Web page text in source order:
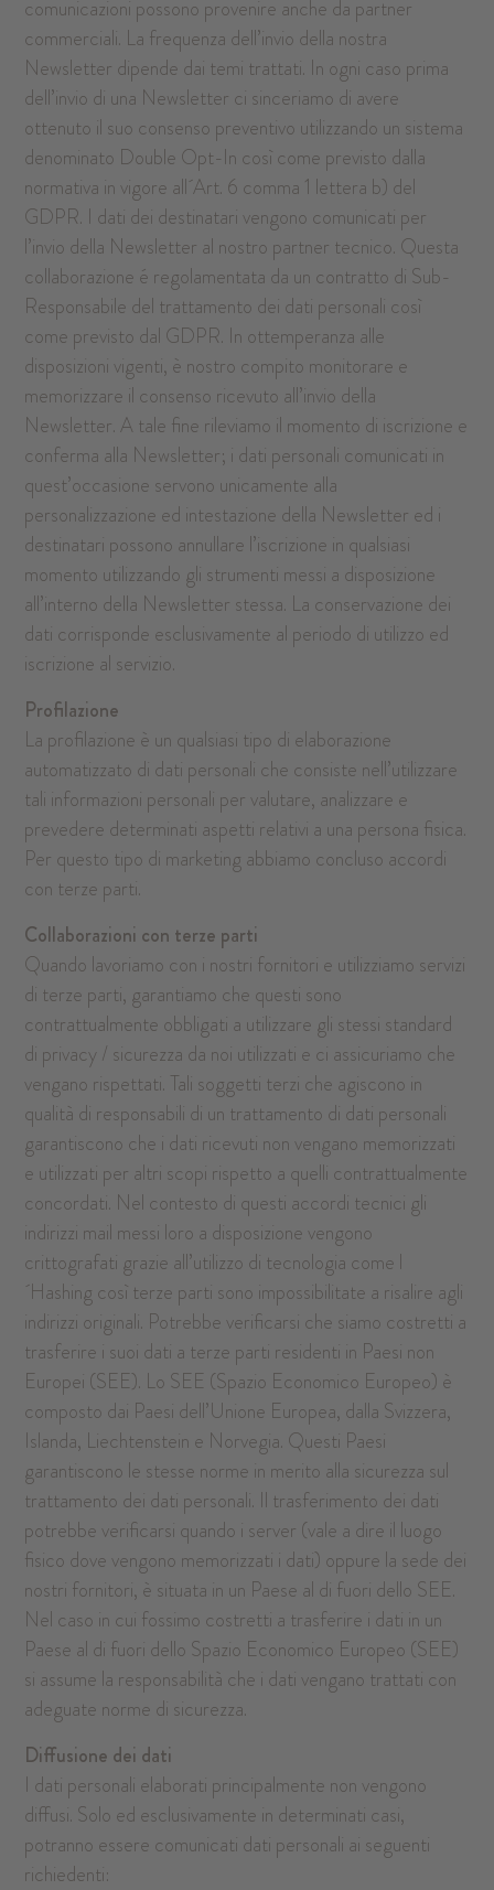
comunicazioni possono provenire anche da partner
commerciali. La frequenza dell’invio della nostra
Newsletter dipende dai temi trattati. In ogni caso prima
dell’invio di una Newsletter ci sinceriamo di avere
ottenuto il suo consenso preventivo utilizzando un sistema
denominato Double Opt-In così come previsto dalla
normativa in vigore all´Art. 6 comma 1 lettera b) del
GDPR. I dati dei destinatari vengono comunicati per
l’invio della Newsletter al nostro partner tecnico. Questa
collaborazione é regolamentata da un contratto di Sub-
Responsabile del trattamento dei dati personali così
come previsto dal GDPR. In ottemperanza alle
disposizioni vigenti, è nostro compito monitorare e
memorizzare il consenso ricevuto all’invio della
Newsletter. A tale fine rileviamo il momento di iscrizione e
conferma alla Newsletter; i dati personali comunicati in
quest’occasione servono unicamente alla
personalizzazione ed intestazione della Newsletter ed i
destinatari possono annullare l’iscrizione in qualsiasi
momento utilizzando gli strumenti messi a disposizione
all’interno della Newsletter stessa. La conservazione dei
dati corrisponde esclusivamente al periodo di utilizzo ed
iscrizione al servizio.
Profilazione
La profilazione è un qualsiasi tipo di elaborazione
automatizzato di dati personali che consiste nell’utilizzare
tali informazioni personali per valutare, analizzare e
prevedere determinati aspetti relativi a una persona fisica.
Per questo tipo di marketing abbiamo concluso accordi
con terze parti.
Collaborazioni con terze parti
Quando lavoriamo con i nostri fornitori e utilizziamo servizi
di terze parti, garantiamo che questi sono
contrattualmente obbligati a utilizzare gli stessi standard
di privacy / sicurezza da noi utilizzati e ci assicuriamo che
vengano rispettati. Tali soggetti terzi che agiscono in
qualità di responsabili di un trattamento di dati personali
garantiscono che i dati ricevuti non vengano memorizzati
e utilizzati per altri scopi rispetto a quelli contrattualmente
concordati. Nel contesto di questi accordi tecnici gli
indirizzi mail messi loro a disposizione vengono
crittografati grazie all’utilizzo di tecnologia come l
´Hashing così terze parti sono impossibilitate a risalire agli
indirizzi originali. Potrebbe verificarsi che siamo costretti a
trasferire i suoi dati a terze parti residenti in Paesi non
Europei (SEE). Lo SEE (Spazio Economico Europeo) è
composto dai Paesi dell’Unione Europea, dalla Svizzera,
Islanda, Liechtenstein e Norvegia. Questi Paesi
garantiscono le stesse norme in merito alla sicurezza sul
trattamento dei dati personali. Il trasferimento dei dati
potrebbe verificarsi quando i server (vale a dire il luogo
fisico dove vengono memorizzati i dati) oppure la sede dei
nostri fornitori, è situata in un Paese al di fuori dello SEE.
Nel caso in cui fossimo costretti a trasferire i dati in un
Paese al di fuori dello Spazio Economico Europeo (SEE)
si assume la responsabilità che i dati vengano trattati con
adeguate norme di sicurezza.
Diffusione dei dati
I dati personali elaborati principalmente non vengono
diffusi. Solo ed esclusivamente in determinati casi,
potranno essere comunicati dati personali ai seguenti
richiedenti: